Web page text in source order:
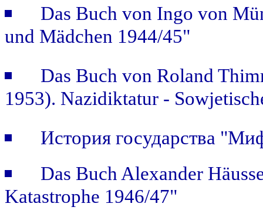
Das Buch von Ingo von
und Mädchen 1944/45"
Das Buch von Roland
1953). Nazidiktatur -
История государства
Das Buch Alexander
Katastrophe 1946/47"